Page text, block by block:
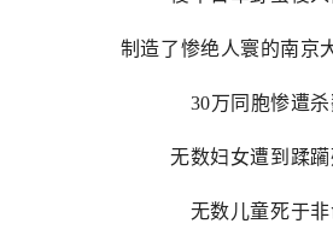
制造了惨绝人寰的南京
30万同胞惨遭
无数妇女遭到蹂躏
无数儿童死于